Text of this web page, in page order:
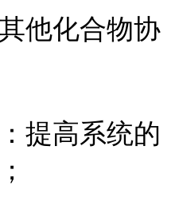
他化合物协
提高系统的